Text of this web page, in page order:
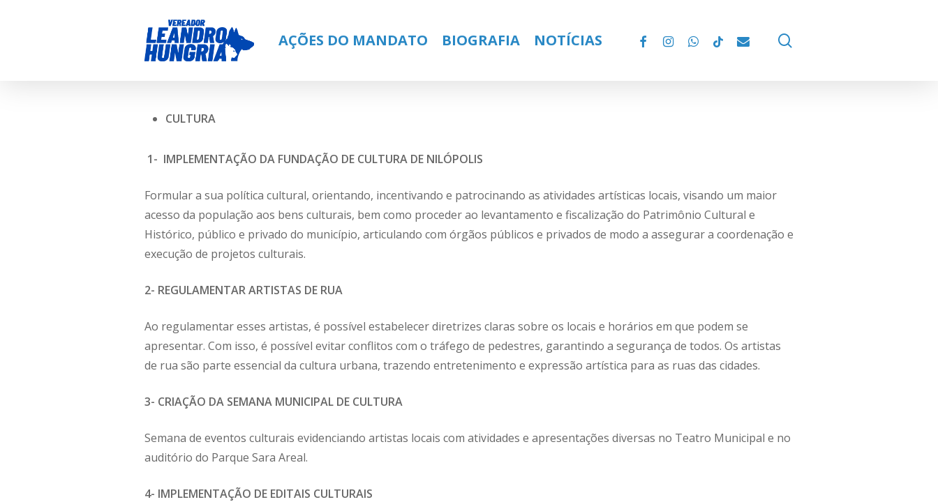
AÇÕES DO MANDATO BIOGRAFIA NOTÍCIAS facebook
instagram
whatsapp
tiktokemail
CULTURA
1- IMPLEMENTAÇÃO DA FUNDAÇÃO DE CULTURA DE NILÓPOLIS
Formular a sua política cultural, orientando, incentivando e patrocinando as atividades artísticas locais, visando um maior
acesso da população aos bens culturais, bem como proceder ao levantamento e fiscalização do Patrimônio Cultural e
Histórico, público e privado do município, articulando com órgãos públicos e privados de modo a assegurar a coordenação e
execução de projetos culturais.
2- REGULAMENTAR ARTISTAS DE RUA
Ao regulamentar esses artistas, é possível estabelecer diretrizes claras sobre os locais e horários em que podem se
apresentar. Com isso, é possível evitar conflitos com o tráfego de pedestres, garantindo a segurança de todos. Os artistas
de rua são parte essencial da cultura urbana, trazendo entretenimento e expressão artística para as ruas das cidades.
3- CRIAÇÃO DA SEMANA MUNICIPAL DE CULTURA
Semana de eventos culturais evidenciando artistas locais com atividades e apresentações diversas no Teatro Municipal e no
auditório do Parque Sara Areal.
4- IMPLEMENTAÇÃO DE EDITAIS CULTURAIS